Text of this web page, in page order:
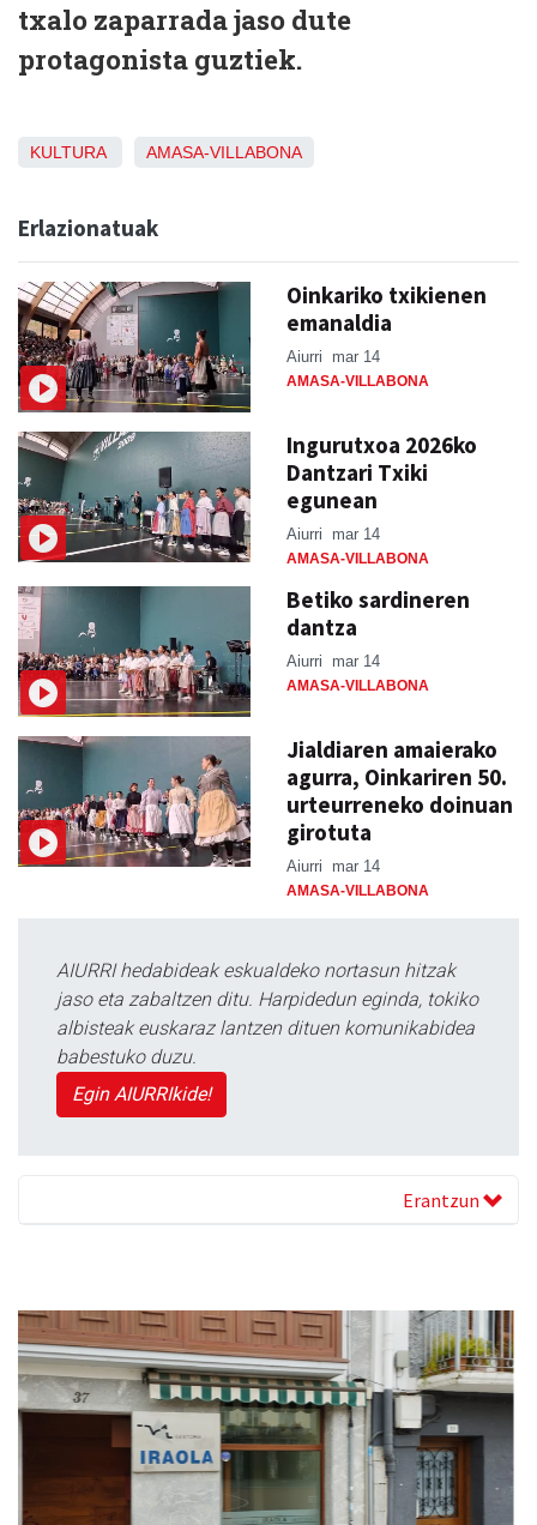
txalo zaparrada jaso dute
protagonista guztiek.
KULTURA AMASA-VILLABONA
Erlazionatuak
Oinkariko txikienen
emanaldia
Aiurri mar 14
AMASA-VILLABONA
Ingurutxoa 2026ko
Dantzari Txiki
egunean
Aiurri mar 14
AMASA-VILLABONA
Betiko sardineren
dantza
Aiurri mar 14
AMASA-VILLABONA
Jialdiaren amaierako
agurra, Oinkariren 50.
urteurreneko doinuan
girotuta
Aiurri mar 14
AMASA-VILLABONA
AIURRI hedabideak eskualdeko nortasun hitzak
jaso eta zabaltzen ditu. Harpidedun eginda, tokiko
albisteak euskaraz lantzen dituen komunikabidea
babestuko duzu.
Egin AIURRIkide!
Erantzun